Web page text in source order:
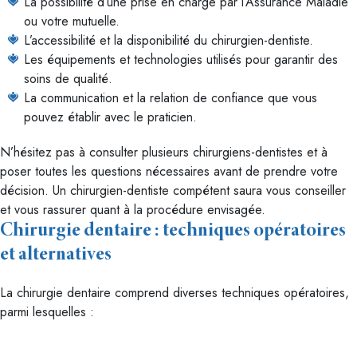
ou votre mutuelle.
L’accessibilité et la disponibilité du chirurgien-dentiste.
Les équipements et technologies utilisés pour garantir des
soins de qualité.
La communication et la relation de confiance que vous
pouvez établir avec le praticien.
N’hésitez pas à consulter plusieurs chirurgiens-dentistes et à
poser toutes les questions nécessaires avant de prendre votre
décision. Un chirurgien-dentiste compétent saura vous conseiller
et vous rassurer quant à la procédure envisagée.
Chirurgie dentaire : techniques opératoires
et alternatives
La chirurgie dentaire comprend diverses techniques opératoires,
parmi lesquelles :